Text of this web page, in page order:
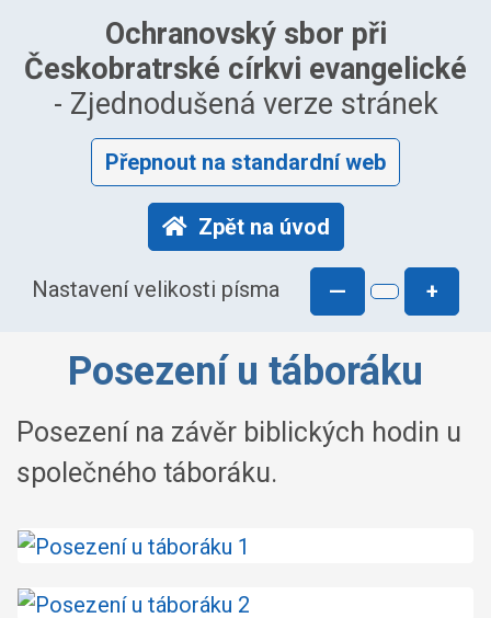
Ochranovský sbor při
Českobratrské církvi evangelické
- Zjednodušená verze stránek
Přepnout na standardní web
Zpět na úvod
Nastavení velikosti písma — +
Posezení u táboráku
Posezení na závěr biblických hodin u
společného táboráku.